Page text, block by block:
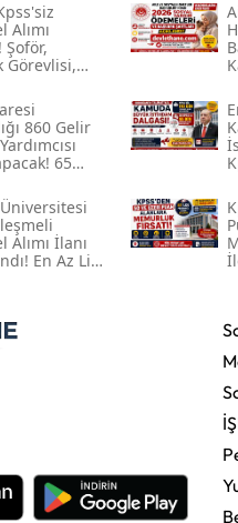
Alımı
Şoför,
Görevlisi,
860 Gelir
65
Alımı İlanı
En Az Lise